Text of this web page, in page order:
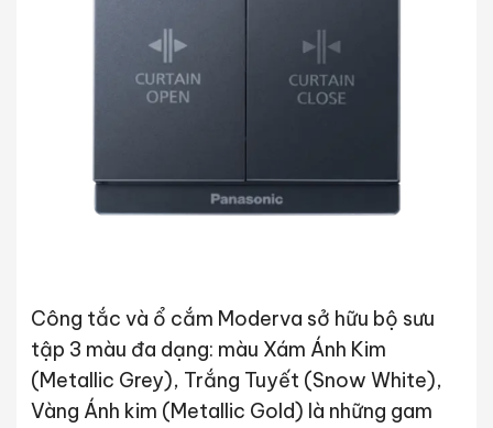
Công tắc và ổ cắm Moderva sở hữu bộ sưu
tập 3 màu đa dạng: màu Xám Ánh Kim
(Metallic Grey), Trắng Tuyết (Snow White),
Vàng Ánh kim (Metallic Gold) là những gam